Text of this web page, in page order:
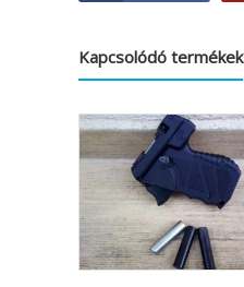
Kapcsolódó termékek